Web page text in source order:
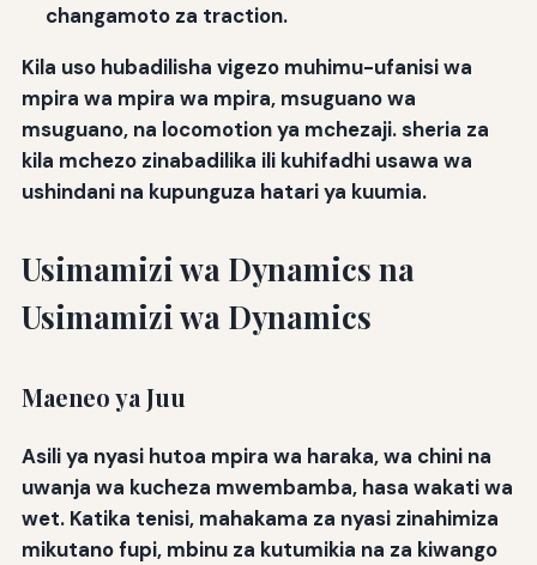
changamoto za traction.
Kila uso hubadilisha vigezo muhimu-ufanisi wa
mpira wa mpira wa mpira, msuguano wa
msuguano, na locomotion ya mchezaji. sheria za
kila mchezo zinabadilika ili kuhifadhi usawa wa
ushindani na kupunguza hatari ya kuumia.
Usimamizi wa Dynamics na
Usimamizi wa Dynamics
Maeneo ya Juu
Asili ya nyasi hutoa mpira wa haraka, wa chini na
uwanja wa kucheza mwembamba, hasa wakati wa
wet. Katika tenisi, mahakama za nyasi zinahimiza
mikutano fupi, mbinu za kutumikia na za kiwango